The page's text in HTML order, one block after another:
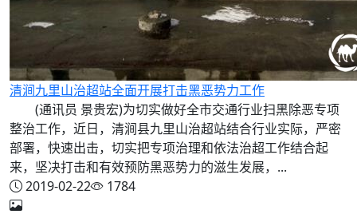
清涧九里山治超站全面开展打击黑恶势力工作
(通讯员 景贵宏)为切实做好全市交通行业扫黑除恶专项
整治工作，近日，清涧县九里山治超站结合行业实际，严密
部署，快速出击，切实把专项治理和依法治超工作结合起
来，坚决打击和有效预防黑恶势力的滋生发展，...
2019-02-22
1784